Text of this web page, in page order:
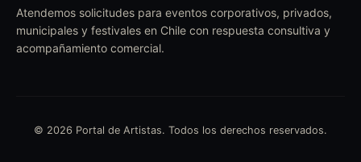
Atendemos solicitudes para eventos corporativos, privados,
municipales y festivales en Chile con respuesta consultiva y
acompañamiento comercial.
© 2026 Portal de Artistas. Todos los derechos reservados.